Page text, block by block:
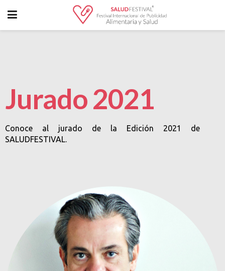
Jurado 2021
Conoce al jurado de la Edición 2021 de
SALUDFESTIVAL.